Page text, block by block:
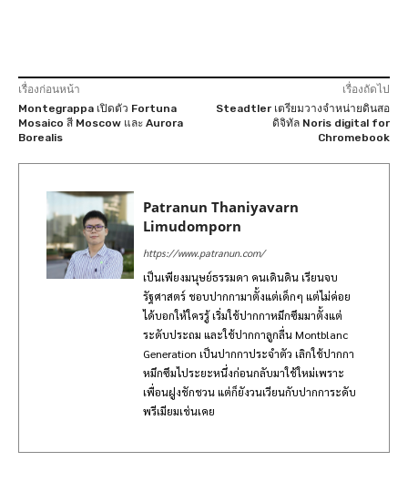
เรื่องก่อนหน้า
Montegrappa เปิดตัว Fortuna
Mosaico สี Moscow และ Aurora
Borealis
เรื่องถัดไป
Steadtler เตรียมวางจำหน่ายดินสอ
ดิจิทัล Noris digital for
Chromebook
Patranun Thaniyavarn
Limudomporn
https://www.patranun.com/
เป็นเพียงมนุษย์ธรรมดา คนเดินดิน เรียนจบ
รัฐศาสตร์ ชอบปากกามาตั้งแต่เด็กๆ แต่ไม่ค่อย
ได้บอกให้ใครรู้ เริ่มใช้ปากกาหมึกซึมมาตั้งแต่
ระดับประถม และใช้ปากกาลูกลื่น Montblanc
Generation เป็นปากกาประจำตัว เลิกใช้ปากกา
หมึกซึมไประยะหนึ่งก่อนกลับมาใช้ใหม่เพราะ
เพื่อนฝูงชักชวน แต่ก็ยังวนเวียนกับปากการะดับ
พรีเมียมเช่นเคย